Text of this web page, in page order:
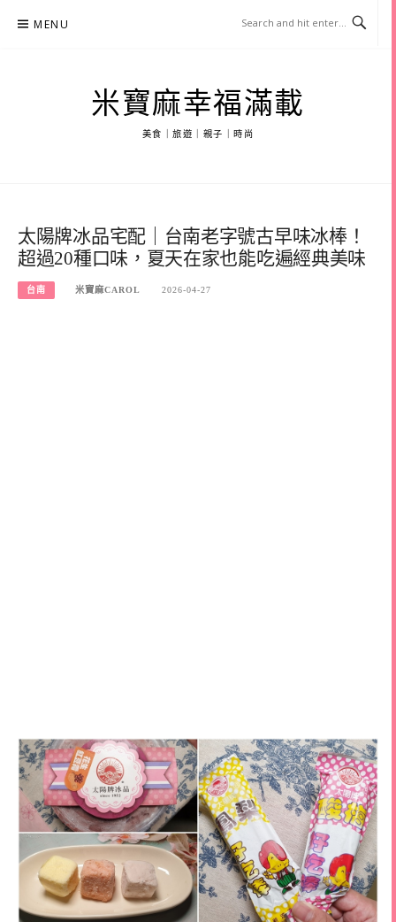
MENU
米寶麻幸福滿載
美食｜旅遊｜親子｜時尚
太陽牌冰品宅配｜台南老字號古早味冰棒！
超過20種口味，夏天在家也能吃遍經典美味
台南 米寶麻CAROL 2026-04-27